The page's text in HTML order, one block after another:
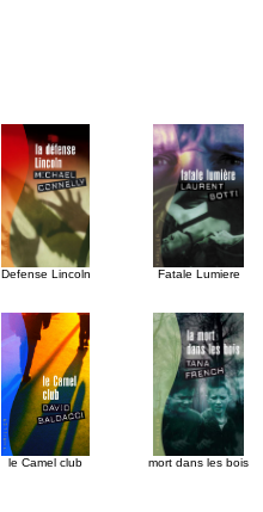
Defense Lincoln Fatale Lumiere
le Camel club mort dans les bois